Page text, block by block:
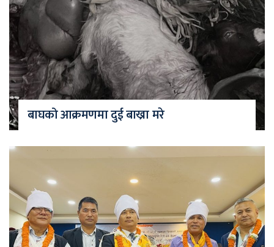
बाघको आक्रमणमा दुई बाख्रा मरे